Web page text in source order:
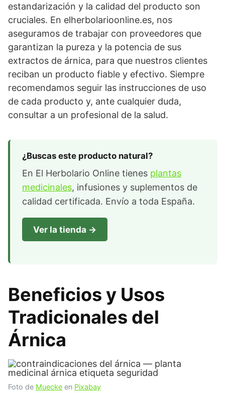
estandarización y la calidad del producto son
cruciales. En elherbolarioonline.es, nos
aseguramos de trabajar con proveedores que
garantizan la pureza y la potencia de sus
extractos de árnica, para que nuestros clientes
reciban un producto fiable y efectivo. Siempre
recomendamos seguir las instrucciones de uso
de cada producto y, ante cualquier duda,
consultar a un profesional de la salud.
¿Buscas este producto natural?
En El Herbolario Online tienes plantas
medicinales, infusiones y suplementos de
calidad certificada. Envío a toda España.
Ver la tienda →
Beneficios y Usos
Tradicionales del
Árnica
Foto de Muecke en Pixabay